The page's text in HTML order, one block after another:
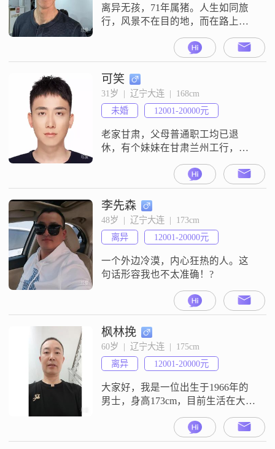
流。对于生活，我追求的是简单生
活
离异无孩，71年属猪。人生如同旅
行，风景不在目的地，而在路上。
想找一个聪明睿智，乐观开朗，身
材匀称，爱运动，热爱大自然的人
一路同行。收入稳定，工作不太忙
就好。
可笑
31岁  |  辽宁大连  |  168cm
未婚
12001-20000元
老家甘肃，父母普通职工均已退
休，有个妹妹在甘肃兰州工行，家
2020年毕业，毕业后一直在中铁建
某局，一年大部分时间在项目上，
根据不同项目规定休假，一般来说
一年四次假。现在在西藏的项目，
每三个月休半个月，介意的话就不
用有下文了。大学谈过一个对象，
异地两年多，最后因为异国无法继
续所以在2020年分
李先森
48岁  |  辽宁大连  |  173cm
离异
12001-20000元
一个外边冷漠，内心狂热的人。这
句话形容我也不太准确！?
枫林挽
60岁  |  辽宁大连  |  175cm
离异
12001-20000元
大家好，我是一位出生于1966年的
男士，身高173cm，目前生活在大连
本科学历，在工作中勤奋努力，月
收入稳定在12001到20000元之间。